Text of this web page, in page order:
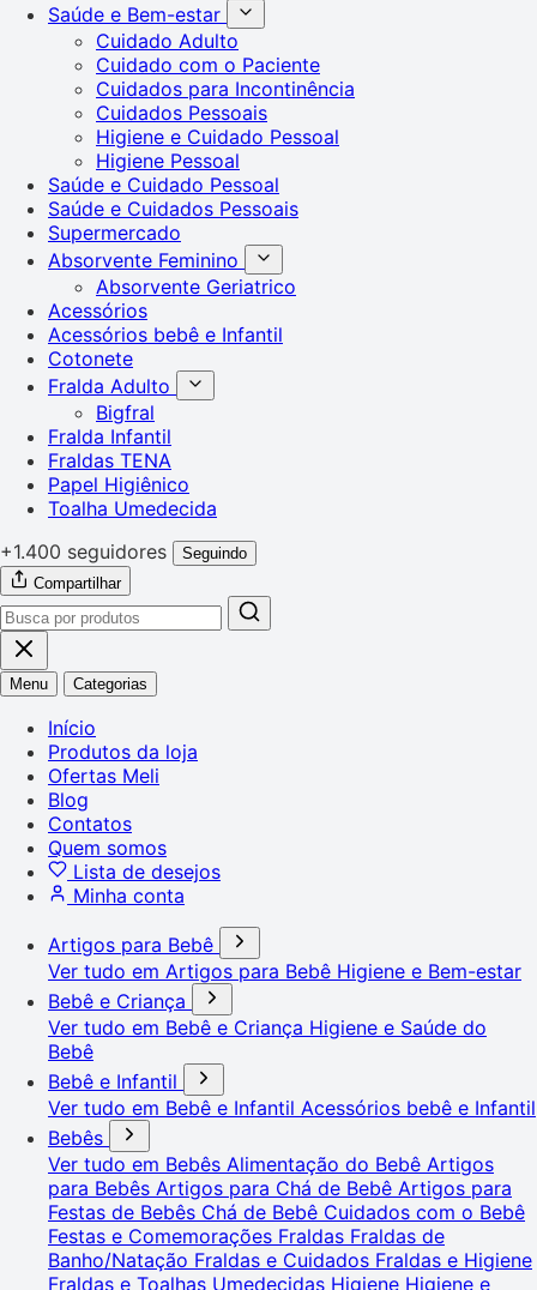
Saúde e Bem-estar
Cuidado Adulto
Cuidado com o Paciente
Cuidados para Incontinência
Cuidados Pessoais
Higiene e Cuidado Pessoal
Higiene Pessoal
Saúde e Cuidado Pessoal
Saúde e Cuidados Pessoais
Supermercado
Absorvente Feminino
Absorvente Geriatrico
Acessórios
Acessórios bebê e Infantil
Cotonete
Fralda Adulto
Bigfral
Fralda Infantil
Fraldas TENA
Papel Higiênico
Toalha Umedecida
+1.400 seguidores
Seguindo
Compartilhar
Menu Categorias
Início
Produtos da loja
Ofertas Meli
Blog
Contatos
Quem somos
Lista de desejos
Minha conta
Artigos para Bebê
Ver tudo em Artigos para Bebê Higiene e Bem-estar
Bebê e Criança
Ver tudo em Bebê e Criança Higiene e Saúde do
Bebê
Bebê e Infantil
Ver tudo em Bebê e Infantil Acessórios bebê e Infantil
Bebês
Ver tudo em Bebês Alimentação do Bebê Artigos
para Bebês Artigos para Chá de Bebê Artigos para
Festas de Bebês Chá de Bebê Cuidados com o Bebê
Festas e Comemorações Fraldas Fraldas de
Banho/Natação Fraldas e Cuidados Fraldas e Higiene
Fraldas e Toalhas Umedecidas Higiene Higiene e